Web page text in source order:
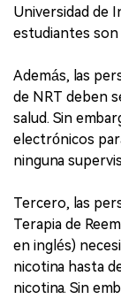
Universidad de
estudiantes son
Además, las
de NRT deben
salud. Sin
electrónicos
ninguna
Tercero, las
Terapia de
en inglés)
nicotina hasta
nicotina. Sin